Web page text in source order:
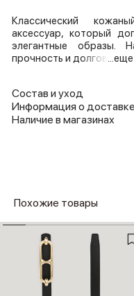
Классический
аксессуар, который
элегантные образы.
прочность и долгов ...еще
Состав и уход
Информация о доставке
Наличие в магазинах
Похожие товары